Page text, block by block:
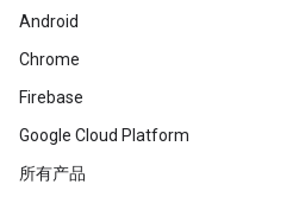
Android
Chrome
Firebase
Google Cloud Platform
所有产品